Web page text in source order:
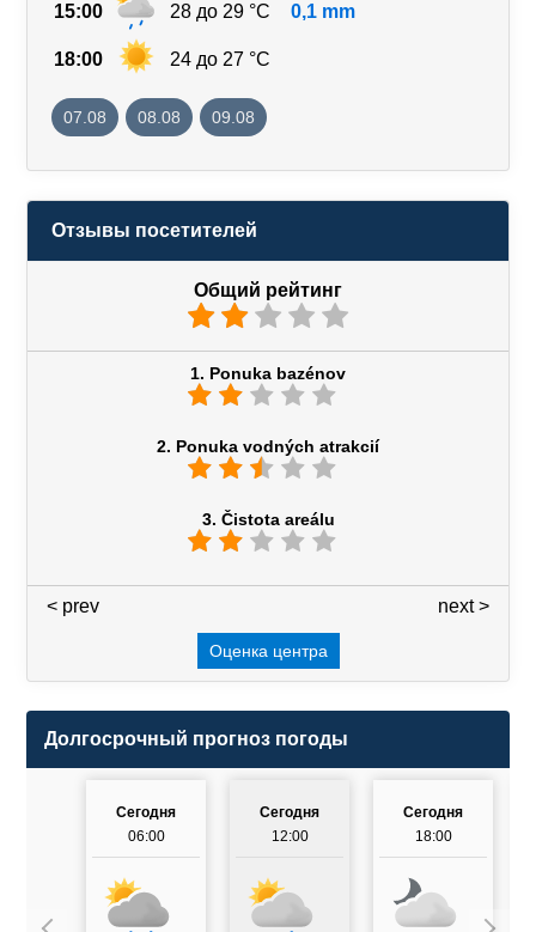
15:00 28 до 29 °C 0,1 mm
18:00 24 до 27 °C
07.08 08.08 09.08
Отзывы посетителей
Общий рейтинг
1. Ponuka bazénov
2. Ponuka vodných atrakcií
3. Čistota areálu
next >
< prev
Оценка центра
Долгосрочный прогноз погоды
Сегодня
06:00
Сегодня
12:00
Сегодня
18:00